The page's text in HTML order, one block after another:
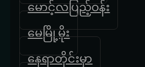
မောင့်လပြည့်ဝန်း
မေမြို့မိုး
နေရာတိုင်းမှာ